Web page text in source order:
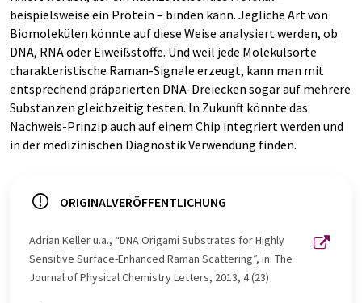
beispielsweise ein Protein – binden kann. Jegliche Art von
Biomolekülen könnte auf diese Weise analysiert werden, ob
DNA, RNA oder Eiweißstoffe. Und weil jede Molekülsorte
charakteristische Raman-Signale erzeugt, kann man mit
entsprechend präparierten DNA-Dreiecken sogar auf mehrere
Substanzen gleichzeitig testen. In Zukunft könnte das
Nachweis-Prinzip auch auf einem Chip integriert werden und
in der medizinischen Diagnostik Verwendung finden.
ORIGINALVERÖFFENTLICHUNG
Adrian Keller u.a., “DNA Origami Substrates for Highly
Sensitive Surface-Enhanced Raman Scattering”, in: The
Journal of Physical Chemistry Letters, 2013, 4 (23)